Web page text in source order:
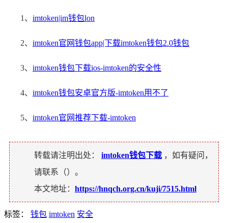
1、 imtoken|im钱包lon
2、 imtoken官网钱包app|下载imtoken钱包2.0钱包
3、 imtoken钱包下载ios-imtoken的安全性
4、 imtoken钱包安卓官方版-imtoken用不了
5、 imtoken官网推荐下载-imtoken
转载请注明出处： imtoken钱包下载 ，如有疑问，
请联系（）。
本文地址： https://hnqch.org.cn/kuji/7515.html
标签： 钱包 imtoken 安全